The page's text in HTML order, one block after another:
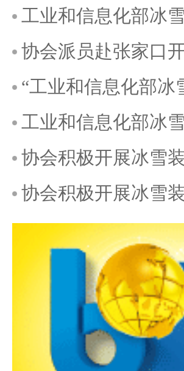
工业和信息化部冰
协会派员赴张家口
“工业和信息化部
工业和信息化部冰
协会积极开展冰雪装备
协会积极开展冰雪装备行业